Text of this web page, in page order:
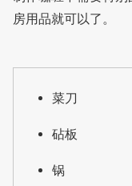
房用品就可以了。
菜刀
砧板
锅